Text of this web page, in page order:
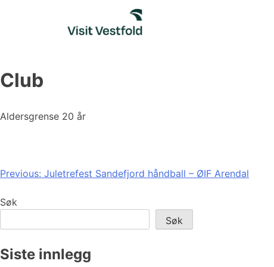
Club
Aldersgrense 20 år
Innleggsnavigasjon
Previous: Juletrefest Sandefjord håndball – ØIF Arendal
Søk
Søk
Siste innlegg